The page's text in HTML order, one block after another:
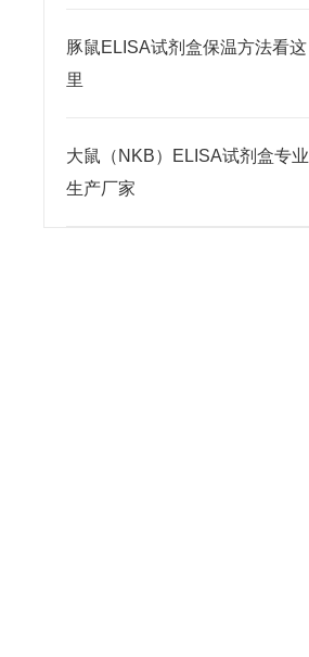
豚鼠ELISA试剂盒保温方法看这
里
大鼠（NKB）ELISA试剂盒专业
生产厂家